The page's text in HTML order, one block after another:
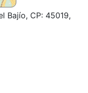
Bajío, CP: 45019,